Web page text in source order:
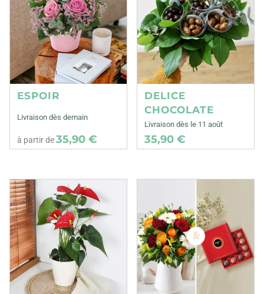
ESPOIR
Livraison dès demain
à partir de35,90 €
DELICE
CHOCOLATE
Livraison dès le 11 août
35,90 €